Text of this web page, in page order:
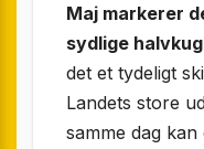
Maj markerer
sydlige
det et tydeligt
Landets store
samme dag